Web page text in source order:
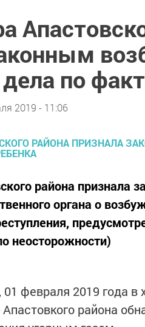
по
2019 - 11:06
района признала
органа о
неосторожности)
01 февраля 2019 года
района